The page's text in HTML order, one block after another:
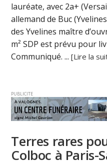
lauréate, avec 2a+
allemand de Buc
des Yvelines maître
m² SDP est prévu pour
Communiqué. ...[Lire la
PUBLICITE
Terres rares
Colboc à Paris-